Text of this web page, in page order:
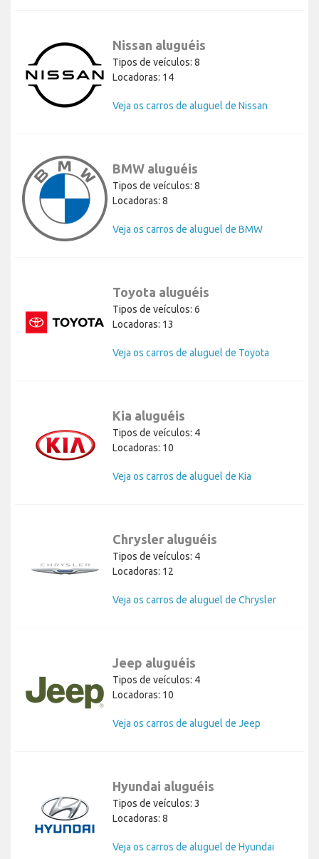
Nissan aluguéis
Tipos de veículos: 8
Locadoras: 14
Veja os carros de aluguel de Nissan
BMW aluguéis
Tipos de veículos: 8
Locadoras: 8
Veja os carros de aluguel de BMW
Toyota aluguéis
Tipos de veículos: 6
Locadoras: 13
Veja os carros de aluguel de Toyota
Kia aluguéis
Tipos de veículos: 4
Locadoras: 10
Veja os carros de aluguel de Kia
Chrysler aluguéis
Tipos de veículos: 4
Locadoras: 12
Veja os carros de aluguel de Chrysler
Jeep aluguéis
Tipos de veículos: 4
Locadoras: 10
Veja os carros de aluguel de Jeep
Hyundai aluguéis
Tipos de veículos: 3
Locadoras: 8
Veja os carros de aluguel de Hyundai